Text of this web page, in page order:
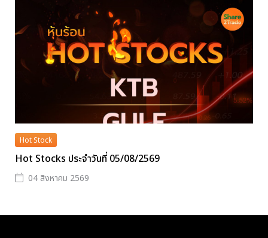
Hot Stock
Hot Stocks ประจำวันที่ 05/08/2569
04 สิงหาคม 2569